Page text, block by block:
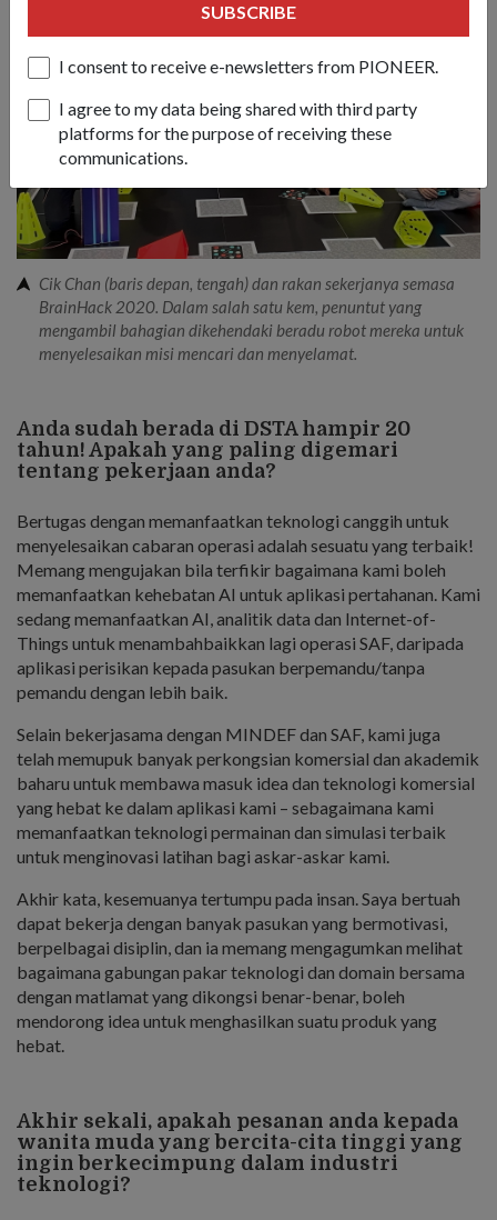
SUBSCRIBE
I consent to receive e-newsletters from PIONEER.
I agree to my data being shared with third party
platforms for the purpose of receiving these
communications.
Cik Chan (baris depan, tengah) dan rakan sekerjanya semasa
BrainHack 2020. Dalam salah satu kem, penuntut yang
mengambil bahagian dikehendaki beradu robot mereka untuk
menyelesaikan misi mencari dan menyelamat.
Anda sudah berada di DSTA hampir 20
tahun! Apakah yang paling digemari
tentang pekerjaan anda?
Bertugas dengan memanfaatkan teknologi canggih untuk
menyelesaikan cabaran operasi adalah sesuatu yang terbaik!
Memang mengujakan bila terfikir bagaimana kami boleh
memanfaatkan kehebatan AI untuk aplikasi pertahanan. Kami
sedang memanfaatkan AI, analitik data dan Internet-of-
Things untuk menambahbaikkan lagi operasi SAF, daripada
aplikasi perisikan kepada pasukan berpemandu/tanpa
pemandu dengan lebih baik.
Selain bekerjasama dengan MINDEF dan SAF, kami juga
telah memupuk banyak perkongsian komersial dan akademik
baharu untuk membawa masuk idea dan teknologi komersial
yang hebat ke dalam aplikasi kami – sebagaimana kami
memanfaatkan teknologi permainan dan simulasi terbaik
untuk menginovasi latihan bagi askar-askar kami.
Akhir kata, kesemuanya tertumpu pada insan. Saya bertuah
dapat bekerja dengan banyak pasukan yang bermotivasi,
berpelbagai disiplin, dan ia memang mengagumkan melihat
bagaimana gabungan pakar teknologi dan domain bersama
dengan matlamat yang dikongsi benar-benar, boleh
mendorong idea untuk menghasilkan suatu produk yang
hebat.
Akhir sekali, apakah pesanan anda kepada
wanita muda yang bercita-cita tinggi yang
ingin berkecimpung dalam industri
teknologi?